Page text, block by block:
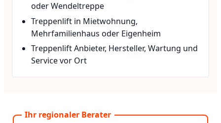
oder Wendeltreppe
Treppenlift in Mietwohnung,
Mehrfamilienhaus oder Eigenheim
Treppenlift Anbieter, Hersteller, Wartung und
Service vor Ort
Ihr regionaler Berater